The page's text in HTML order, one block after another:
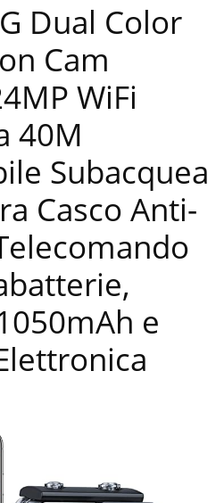
Dual Color
Cam
WiFi
40M
Subacquea
Casco Anti-
e